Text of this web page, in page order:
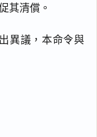
其清償。
異議，本命令與